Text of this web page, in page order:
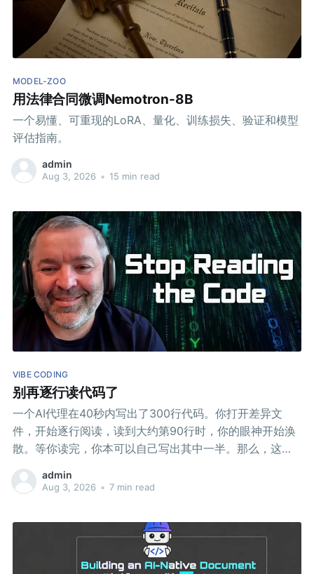
MODEL-ZOO
用法律合同微调Nemotron-8B
一个易懂、可重现的LoRA、量化、训练损失、验证和模型
评估指南。
admin
Aug 3, 2026 • 15 min read
VIBE CODING
别再逐行读代码了
一个AI代理在40秒内写出了300行代码。你打开差异文
件，开始逐行阅读，读到大约第90行时，你的眼神开始涣
散。等你读完，你本可以自己写出其中一半。那么，这个
代理到底给你带来了什么？
admin
Aug 3, 2026 • 7 min read